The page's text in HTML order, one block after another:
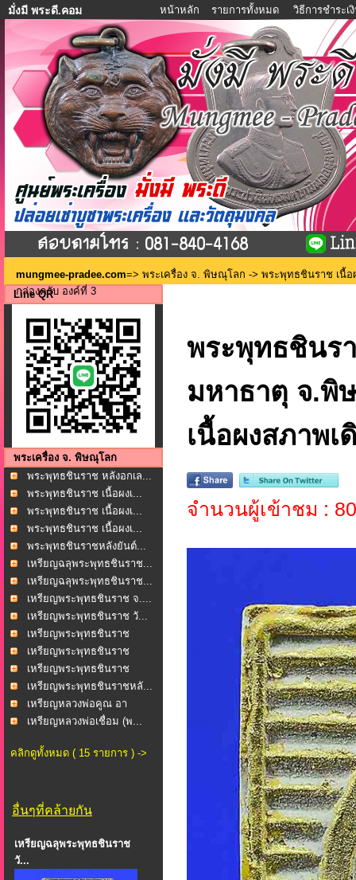
มั่งมี พระดี.คอม หน้าหลัก รายการทั้งหมด วิธีการชำระเ
mungmee-pradee.com=> พระเครื่อง จ. พิษณุโลก -> พระพุทธชินราช เนื้อ
กล่องครับ องค์ที่ 3
Line QR
พระเครื่อง จ. พิษณุโลก
พระพุทธชินราช หลังอกเล...
พระพุทธชินราช เนื้อผงเ...
พระพุทธชินราช เนื้อผงเ...
พระพุทธชินราช เนื้อผงเ...
พระพุทธชินราชหลังยันต์...
เหรียญฉลุพระพุทธชินราช...
เหรียญฉลุพระพุทธชินราช...
เหรียญพระพุทธชินราช จ....
เหรียญพระพุทธชินราช วั...
เหรียญพระพุทธชินราช
หล... เหรียญพระพุทธชินราช
หล... เหรียญพระพุทธชินราช
หล... เหรียญพระพุทธชินราชหลั...
เหรียญหลวงพ่อคูณ อา
ภาก...เหรียญหลวงพ่อเชื่อม (พ...
คลิกดูทั้งหมด ( 15 รายการ ) ->
อื่นๆที่คล้ายกัน
เหรียญฉลุพระพุทธชินราช
วั...
พระพุทธชินร
มหาธาตุ จ.พิ
เนื้อผงสภาพ
จำนวนผู้เข้าชม :